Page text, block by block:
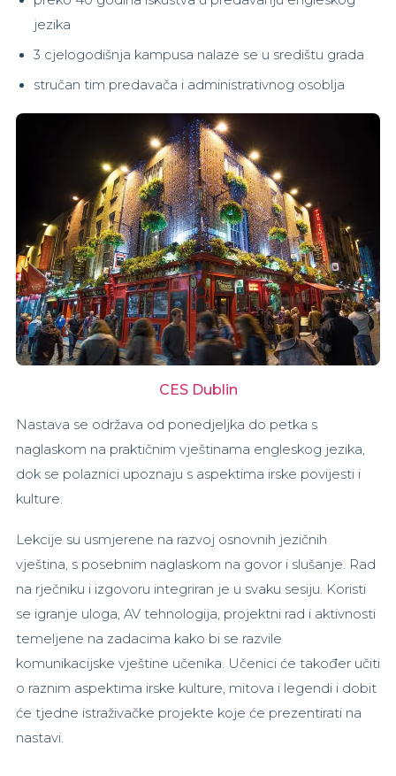
jezika
3 cjelogodišnja kampusa nalaze se u središtu grada
stručan tim predavača i administrativnog osoblja
CES Dublin
Nastava se održava od ponedjeljka do petka s
naglaskom na praktičnim vještinama engleskog jezika,
dok se polaznici upoznaju s aspektima irske povijesti i
kulture.
Lekcije su usmjerene na razvoj osnovnih jezičnih
vještina, s posebnim naglaskom na govor i slušanje. Rad
na rječniku i izgovoru integriran je u svaku sesiju. Koristi
se igranje uloga, AV tehnologija, projektni rad i aktivnosti
temeljene na zadacima kako bi se razvile
komunikacijske vještine učenika. Učenici će također učiti
o raznim aspektima irske kulture, mitova i legendi i dobit
će tjedne istraživačke projekte koje će prezentirati na
nastavi.